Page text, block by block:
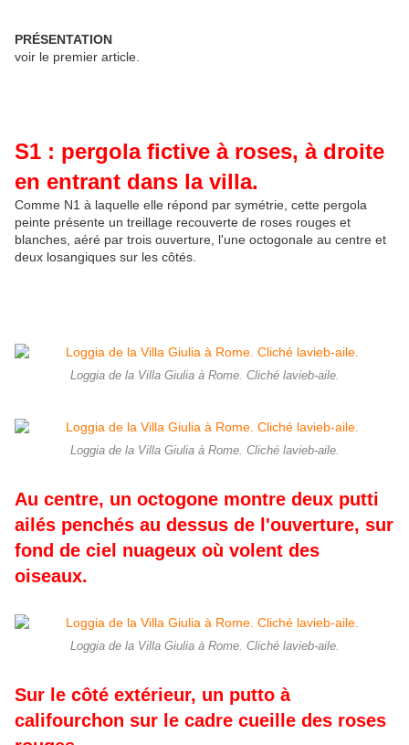
PRÉSENTATION
voir le premier article.
S1 : pergola fictive à roses, à droite
en entrant dans la villa.
Comme N1 à laquelle elle répond par symétrie, cette pergola
peinte présente un treillage recouverte de roses rouges et
blanches, aéré par trois ouverture, l'une octogonale au centre et
deux losangiques sur les côtés.
Loggia de la Villa Giulia à Rome. Cliché lavieb-aile.
Loggia de la Villa Giulia à Rome. Cliché lavieb-aile.
Au centre, un octogone montre deux putti
ailés penchés au dessus de l'ouverture, sur
fond de ciel nuageux où volent des
oiseaux.
Loggia de la Villa Giulia à Rome. Cliché lavieb-aile.
Sur le côté extérieur, un putto à
califourchon sur le cadre cueille des roses